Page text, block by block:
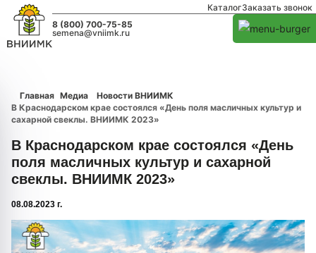
КаталогЗаказать звонок
8 (800) 700-75-85
semena@vniimk.ru
Главная Медиа
Новости ВНИИМК
В Краснодарском крае состоялся «День поля масличных культур и
сахарной свеклы. ВНИИМК 2023»
В Краснодарском крае состоялся «День
поля масличных культур и сахарной
свеклы. ВНИИМК 2023»
08.08.2023 г.